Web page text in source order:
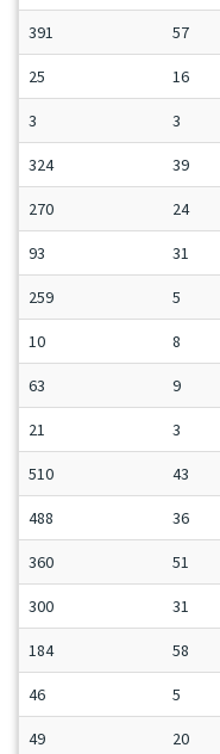
391 57
25 16
3 3
324 39
270 24
93 31
259 5
10 8
63 9
21 3
510 43
488 36
360 51
300 31
184 58
46 5
49 20